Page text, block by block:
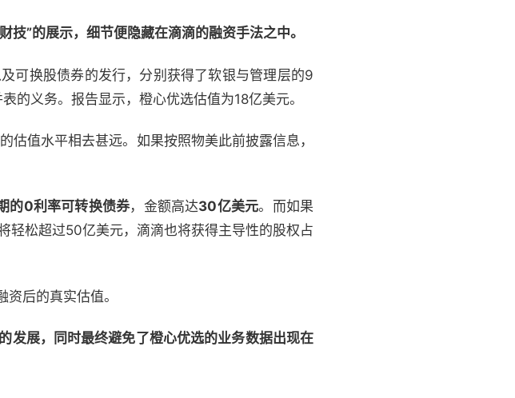
”的展示，细节便隐藏在滴滴的融资手法之中。
可换股债券的发行，分别获得了软银与管理层的9
的义务。报告显示，橙心优选估值为18亿美元。
估值水平相去甚远。如果按照物美此前披露信息，
的0利率可转换债券，金额高达30亿美元。而如果
轻松超过50亿美元，滴滴也将获得主导性的股权占
后的真实估值。
发展，同时最终避免了橙心优选的业务数据出现在